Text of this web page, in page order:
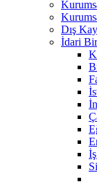
Dış
İdari